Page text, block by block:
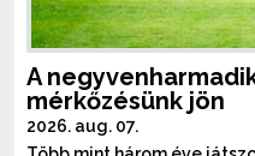
A
mérkőzésünk jön
2026. aug. 07.